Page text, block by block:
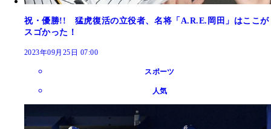
祝・優勝!! 猛虎復活の立役者、名将「A.R.E.岡田」はここが
スゴかった！
2023年09月25日 07:00
スポーツ
人気